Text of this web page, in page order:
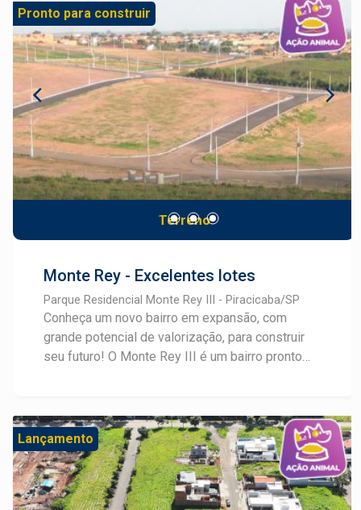
da cidade e fácil acesso a comércios e serviços
através da Avenida Laranjal Paulista. Com
infraestrutura completa: pavimentação asfáltica,
água, esgoto, drenagem, ruas 9m de largura e
guias americanas. Além de mais de 11.000m² de
área verde que valorizam a qualidade de vida.
Pronto para construir
Terreno
Monte Rey - Excelentes lotes
Parque Residencial Monte Rey III - Piracicaba/SP
Conheça um novo bairro em expansão, com
grande potencial de valorização, para construir
seu futuro! O Monte Rey III é um bairro pronto
lançamento possui infraestrutura completa com
água, esgoto, energia elétrica, iluminação... Tudo
preparado para que você possa construir o
imóvel desejado com tudo a mão. Consulte um
especialista em Lançamentos Frias Neto!
Lançamento